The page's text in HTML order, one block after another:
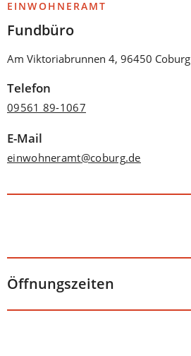
EINWOHNERAMT
Fundbüro
Am Viktoriabrunnen 4, 96450 Coburg
Telefon
09561 89-1067
E-Mail
einwohneramt coburg de
Öffnungszeiten